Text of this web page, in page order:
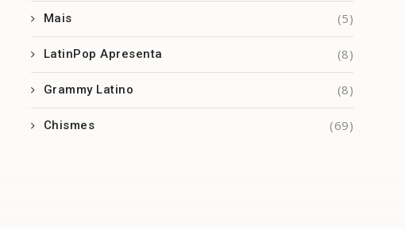
Mais (5)
LatinPop Apresenta (8)
Grammy Latino (8)
Chismes (69)